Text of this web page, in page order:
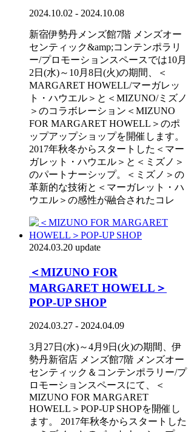
2024.10.02 - 2024.10.08
新宿伊勢丹メンズ館7階 メンズオー
センティック&amp;コンテンポラリ
ー/プロモーションスペースでは10月
2日(水)～10月8日(火)の期間、＜
MARGARET HOWELL/マーガレッ
ト・ハウエル＞と＜MIZUNO/ミズノ
＞のコラボレーション＜MIZUNO
FOR MARGARET HOWELL＞のポ
ップアップショップを開催します。
2017年秋冬からスタートした＜マー
ガレット・ハウエル＞と＜ミズノ＞
のパートナーシップ。＜ミズノ＞の
革新的な技術と＜マーガレット・ハ
ウエル＞の感性が融合されたコレ
2024.03.20 update
＜MIZUNO FOR
MARGARET HOWELL＞
POP-UP SHOP
2024.03.27 - 2024.04.09
3月27日(水)～4月9日(火)の期間、伊
勢丹新宿店 メンズ館7階 メンズオー
センティック＆コンテンポラリー/プ
ロモーションスペースにて、＜
MIZUNO FOR MARGARET
HOWELL＞POP-UP SHOPを開催し
ます。 2017年秋冬からスタートした